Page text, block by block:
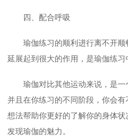
四、配合呼吸
瑜伽练习的顺利进行离不开
延展起到很大的作用，是瑜伽练习
瑜伽对比其他运动来说，是一
并且在你练习的不同阶段，你会
想法帮助你更好的了解你的身体
发现瑜伽的魅力。